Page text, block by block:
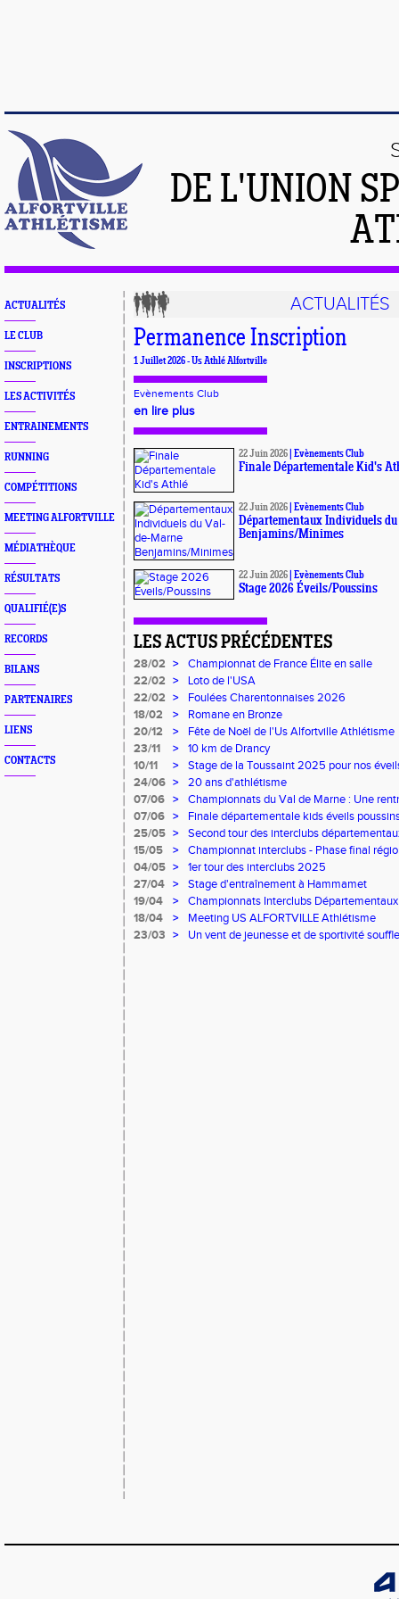
DE L'UNION
ACTUALITÉS
LE CLUB
INSCRIPTIONS
LES ACTIVITÉS
ENTRAINEMENTS
RUNNING
COMPÉTITIONS
MEETING ALFORTVILLE
MÉDIATHÈQUE
RÉSULTATS
QUALIFIÉ(E)S
RECORDS
BILANS
PARTENAIRES
LIENS
CONTACTS
ACTUALITÉS
Permanence Inscription
1 Juillet 2026 - Us Athlé Alfortville
Evènements Club
en lire plus
22 Juin 2026 Evènements Club
Finale Départementale Kid's
22 Juin 2026 Evènements Club
Départementaux Individuels
Benjamins/Minimes
22 Juin 2026 Evènements Club
Stage 2026 Éveils/Poussins
LES ACTUS PRÉCÉDENTES
28/02 >
Championnat de France Élite en salle
22/02 >
Loto de l'USA
22/02 >
Foulées Charentonnaises 2026
18/02
>
Romane en Bronze
20/12
>
Fête de Noël de l'Us Alfortville Athlétisme
23/11
>
10 km de Drancy
10/11
>
Stage de la Toussaint 2025 pour nos
24/06 >
20 ans d'athlétisme
07/06 >
Championnats du Val de Marne : Une
athlètes
07/06 >
Finale départementale kids éveils
Alfortville
25/05 >
Second tour des interclubs
15/05
>
Championnat interclubs - Phase final
04/05 >
1er tour des interclubs 2025
27/04 >
Stage d'entraînement à Hammamet
19/04
>
Championnats Interclubs
18/04
>
Meeting US ALFORTVILLE Athlétisme
23/03 > Un vent de jeunesse et de sportivité